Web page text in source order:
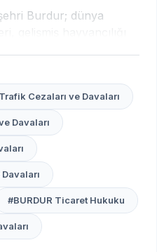
Burdur; dünya
tazminatlarına,
aile hukukuna kadar
gerektirir.
karakteristik yapısını,
Burdur ile Bucak
bilen profesyonellerdir.
Burdur merkez ve
olan Bucak ilçesi başta
en iyi şekilde
Cezaları ve Davaları
Davaları
#BURDUR Ticaret Hukuku